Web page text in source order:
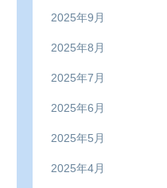
2025年9月
2025年8月
2025年7月
2025年6月
2025年5月
2025年4月